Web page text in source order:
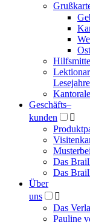
Kantorale
Geschäfts­–
kunden

Das
Das
Über
uns

Das
Pauline